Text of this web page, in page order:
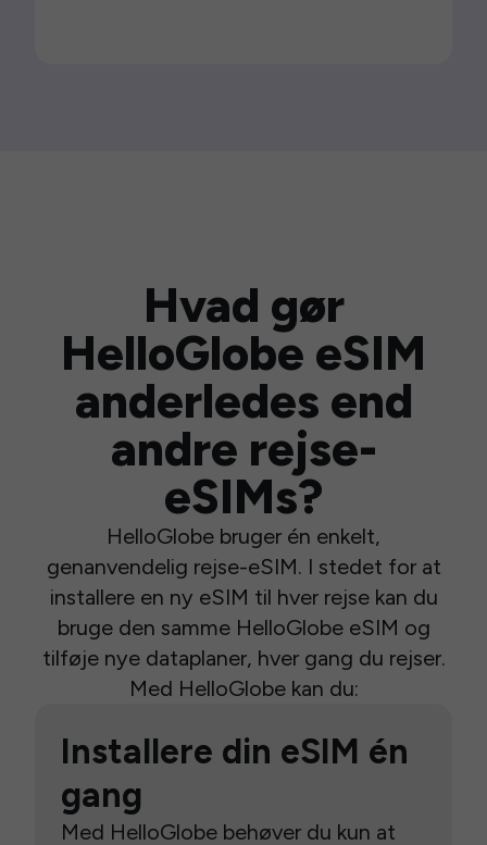
Hvad gør
HelloGlobe eSIM
anderledes end
andre rejse-
eSIMs?
HelloGlobe bruger én enkelt,
genanvendelig rejse-eSIM. I stedet for at
installere en ny eSIM til hver rejse kan du
bruge den samme HelloGlobe eSIM og
tilføje nye dataplaner, hver gang du rejser.
Med HelloGlobe kan du:
Installere din eSIM én
gang
Med HelloGlobe behøver du kun at